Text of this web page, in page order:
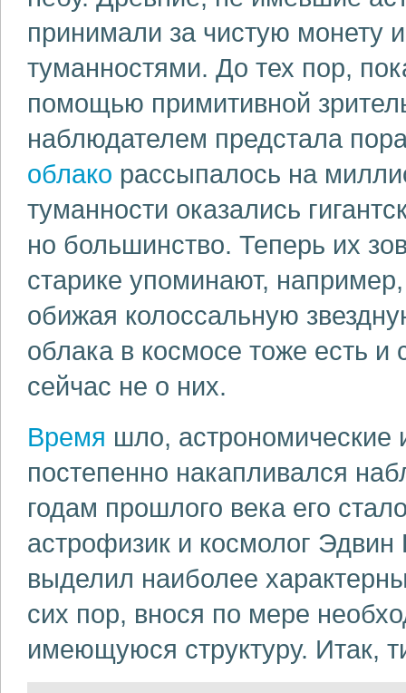
принимали за чистую монету
туманностями. До тех пор,
помощью примитивной
наблюдателем предстала
облако рассыпалось на
туманности оказались
но большинство. Теперь их
старике упоминают,
обижая колоссальную
облака в космосе тоже есть и
сейчас не о них.
Время шло, астрономические
постепенно накапливался
годам прошлого века его
астрофизик и космолог
выделил наиболее
сих пор, внося по мере
имеющуюся структуру. Итак,